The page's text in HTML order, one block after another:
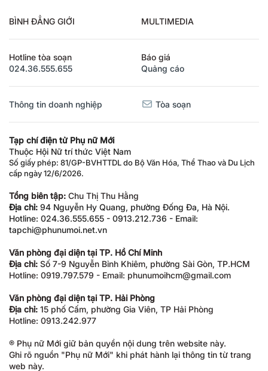
BÌNH ĐẲNG GIỚI MULTIMEDIA
Hotline tòa soạn
024.36.555.655
Báo giá
Quảng cáo
Thông tin doanh nghiệp Tòa soạn
Tạp chí điện tử Phụ nữ Mới
Thuộc Hội Nữ trí thức Việt Nam
Số giấy phép: 81/GP-BVHTTDL do Bộ Văn Hóa, Thể Thao và Du Lịch
cấp ngày 12/6/2026.
Tổng biên tập: Chu Thị Thu Hằng
Địa chỉ: 94 Nguyễn Hy Quang, phường Đống Đa, Hà Nội.
Hotline: 024.36.555.655 - 0913.212.736 - Email:
tapchi@phunumoi.net.vn
Văn phòng đại diện tại TP. Hồ Chí Minh
Địa chỉ: Số 7-9 Nguyễn Bỉnh Khiêm, phường Sài Gòn, TP.HCM
Hotline: 0919.797.579 - Email: phunumoihcm@gmail.com
Văn phòng đại diện tại TP. Hải Phòng
Địa chỉ: 15 phố Cấm, phường Gia Viên, TP Hải Phòng
Hotline: 0913.242.977
® Phụ nữ Mới giữ bản quyền nội dung trên website này.
Ghi rõ nguồn "Phụ nữ Mới" khi phát hành lại thông tin từ trang
web này.